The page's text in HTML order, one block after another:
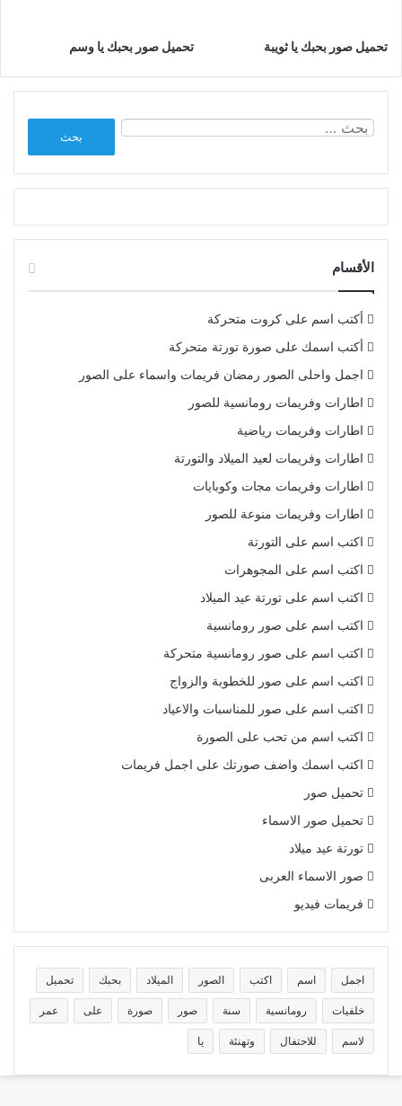
تحميل صور بحبك يا ثويبة تحميل صور بحبك يا وسم
الأقسام
أكتب اسم على كروت متحركة
أكتب اسمك على صورة تورتة متحركة
اجمل واحلى الصور رمضان فريمات واسماء على الصور
اطارات وفريمات رومانسية للصور
اطارات وفريمات رياضية
اطارات وفريمات لعيد الميلاد والتورتة
اطارات وفريمات مجات وكوبايات
اطارات وفريمات منوعة للصور
اكتب اسم على التورتة
اكتب اسم على المجوهرات
اكتب اسم على تورتة عيد الميلاد
اكتب اسم على صور رومانسية
اكتب اسم على صور رومانسية متحركة
اكتب اسم على صور للخطوبة والزواج
اكتب اسم على صور للمناسبات والاعياد
اكتب اسم من تحب على الصورة
اكتب اسمك واضف صورتك على اجمل فريمات
تحميل صور
تحميل صور الاسماء
تورتة عيد ميلاد
صور الاسماء العربى
فريمات فيديو
اجمل اسم اكتب الصور الميلاد بحبك تحميل
خلفيات رومانسية سنة صور صورة على عمر
لاسم للاحتفال وتهنئة يا